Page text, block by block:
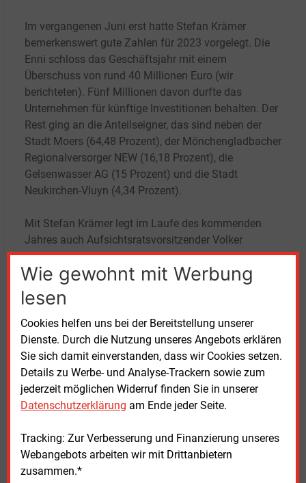
Wie gewohnt mit Werbung
lesen
Cookies helfen uns bei der Bereitstellung unserer
Dienste. Durch die Nutzung unseres Angebots erklären
Sie sich damit einverstanden, dass wir Cookies setzen.
Details zu Werbe- und Analyse-Trackern sowie zum
jederzeit möglichen Widerruf finden Sie in unserer
Datenschutzerklärung am Ende jeder Seite.
Tracking: Zur Verbesserung und Finanzierung unseres
Webangebots arbeiten wir mit Drittanbietern
zusammen.*
Im vergangenen Juni erst hatte Stefan Krämer
bemerkenswert gute Zahlen für 2023 vorgelegt. Die
Enni schloss das Geschäftsjahr mit einem
Überschuss von rund 40 Millionen Euro (wir
berichteten). Fünf Millionen davon durfte das
Unternehmen für künftige Investitionen behalten. Der
Rest ging an die Anteilseigner, das sind neben der
Stadt Moers (64,48 Prozent), der Mönchengladbacher
Regionalversorger NEW (16,18 Prozent), die
Gelsenwasser AG (15 Prozent) und die Stadt
Neukirchen-Vluyn (4,34 Prozent).
Mit Stefan Krämer legt im Laufe des kommenden
Jahres auch Aufsichtsratsvorsitzender Volker
Marschmann sein Amt nieder, die Wahlperiode in
NRW endet mit der Neuwahl der
erhält Enni in Geschäftsführung und
Kontrollgremium ein völlig neues Aussehen. Stefan
Krämer sagte dazu: „Irgendwann muss ich auch
loslassen können“, der Zeitpunkt sei gut, weil er
gemeinsam mit Volker Marschmann „ein gesundes
Unternehmen in neue Hände“ übergebe.
wolle dann in den Ruhestand treten und sich seiner
Familie widmen. Um eine geordnete Übergabe zu
ermöglichen, habe er den Aufsichtsrat bereits 13